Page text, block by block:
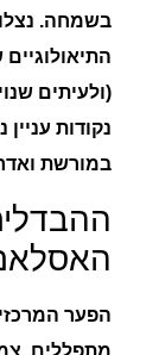
בשמחה.
(ולעיתים
נקודות
במורשת
הפער
מתפללים,